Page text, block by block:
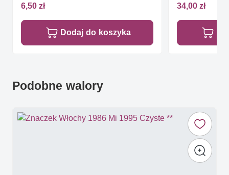
6,50 zł
Dodaj do koszyka
34,00 zł
Podobne walory